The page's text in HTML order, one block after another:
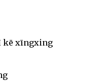
kē xīngxing